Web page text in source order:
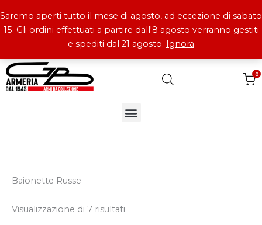
Saremo aperti tutto il mese di agosto, ad eccezione di sabato
15. Gli ordini effettuati a partire dall'8 agosto verranno gestiti
e spediti dal 21 agosto. Ignora
al
contenuto
+39 339 223 9827 info@armeriagb.it
0
Baionette Russe
Visualizzazione di 7 risultati
in
al